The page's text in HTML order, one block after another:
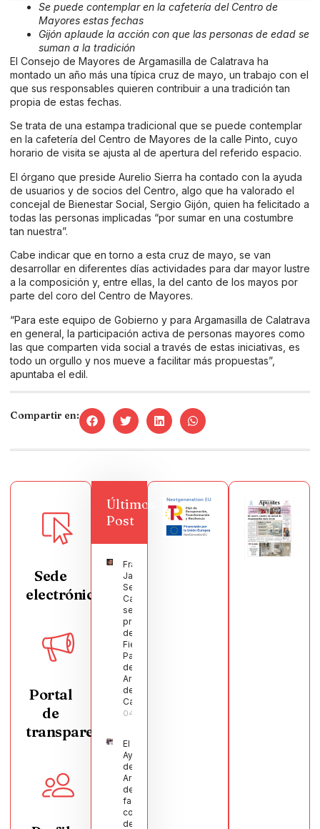
Se puede contemplar en la cafetería del Centro de
Mayores estas fechas
Gijón aplaude la acción con que las personas de edad se
suman a la tradición
El Consejo de Mayores de Argamasilla de Calatrava ha
montado un año más una típica cruz de mayo, un trabajo con el
que sus responsables quieren contribuir a una tradición tan
propia de estas fechas.
Se trata de una estampa tradicional que se puede contemplar
en la cafetería del Centro de Mayores de la calle Pinto, cuyo
horario de visita se ajusta al de apertura del referido espacio.
El órgano que preside Aurelio Sierra ha contado con la ayuda
de usuarios y de socios del Centro, algo que ha valorado el
concejal de Bienestar Social, Sergio Gijón, quien ha felicitado a
todas las personas implicadas “por sumar en una costumbre
tan nuestra”.
Cabe indicar que en torno a esta cruz de mayo, se van
desarrollar en diferentes días actividades para dar mayor lustre
a la composición y, entre ellas, la del canto de los mayos por
parte del coro del Centro de Mayores.
“Para este equipo de Gobierno y para Argamasilla de Calatrava
en general, la participación activa de personas mayores como
las que comparten vida social a través de estas iniciativas, es
todo un orgullo y nos mueve a facilitar más propuestas”,
apuntaba el edil.
Compartir en:
Sede
electrónica
Portal
de
transparencia
Últimos
Post
Francisco
Javier
Segura
Castellanos
será el
pregonero
de las
Fiestas
Patronales
de
Argamasilla
de
Calatrava
04/08/2026
El
Ayuntamiento
de
Argamasilla
de Calatrava
facilita la
conciliación
de 200